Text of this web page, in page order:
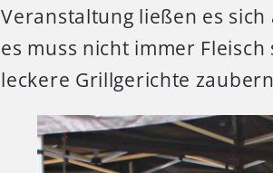
Veranstaltung ließen es sich
es muss nicht immer
leckere Grillgerichte